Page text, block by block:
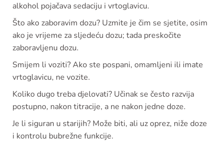
alkohol pojačava sedaciju i vrtoglavicu.
Što ako zaboravim dozu? Uzmite je čim se sjetite, osim
ako je vrijeme za sljedeću dozu; tada preskočite
zaboravljenu dozu.
Smijem li voziti? Ako ste pospani, omamljeni ili imate
vrtoglavicu, ne vozite.
Koliko dugo treba djelovati? Učinak se često razvija
postupno, nakon titracije, a ne nakon jedne doze.
Je li siguran u starijih? Može biti, ali uz oprez, niže doze
i kontrolu bubrežne funkcije.